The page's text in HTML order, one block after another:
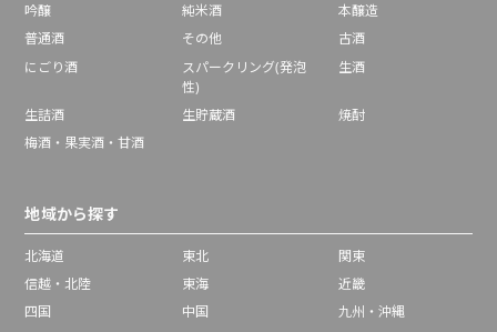
吟醸
純米酒
本醸造
普通酒
その他
古酒
にごり酒
スパークリング(発泡
性)
生酒
生詰酒 生貯蔵酒
焼酎
梅酒・果実酒・甘酒
地域から探す
北海道 東北
関東
信越・北陸
東海
近畿
四国
中国 九州・沖縄